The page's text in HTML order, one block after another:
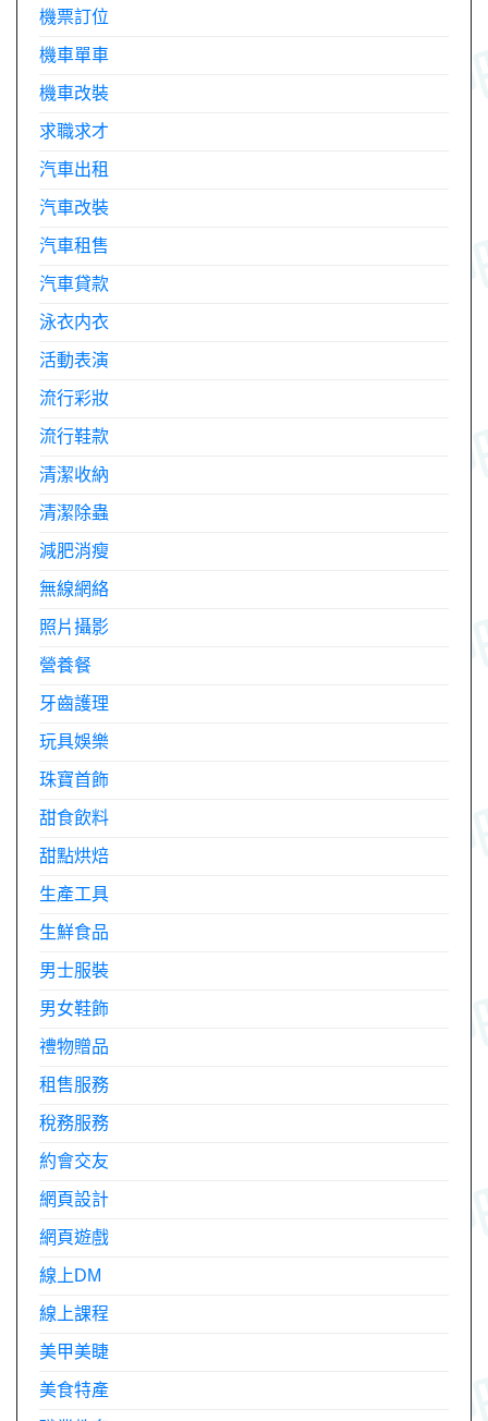
機票訂位
機車單車
機車改裝
求職求才
汽車出租
汽車改裝
汽車租售
汽車貸款
泳衣内衣
活動表演
流行彩妝
流行鞋款
清潔收納
清潔除蟲
減肥消瘦
無線網絡
照片攝影
營養餐
牙齒護理
玩具娛樂
珠寶首飾
甜食飲料
甜點烘焙
生產工具
生鮮食品
男士服裝
男女鞋飾
禮物贈品
租售服務
稅務服務
約會交友
網頁設計
網頁遊戲
線上DM
線上課程
美甲美睫
美食特產